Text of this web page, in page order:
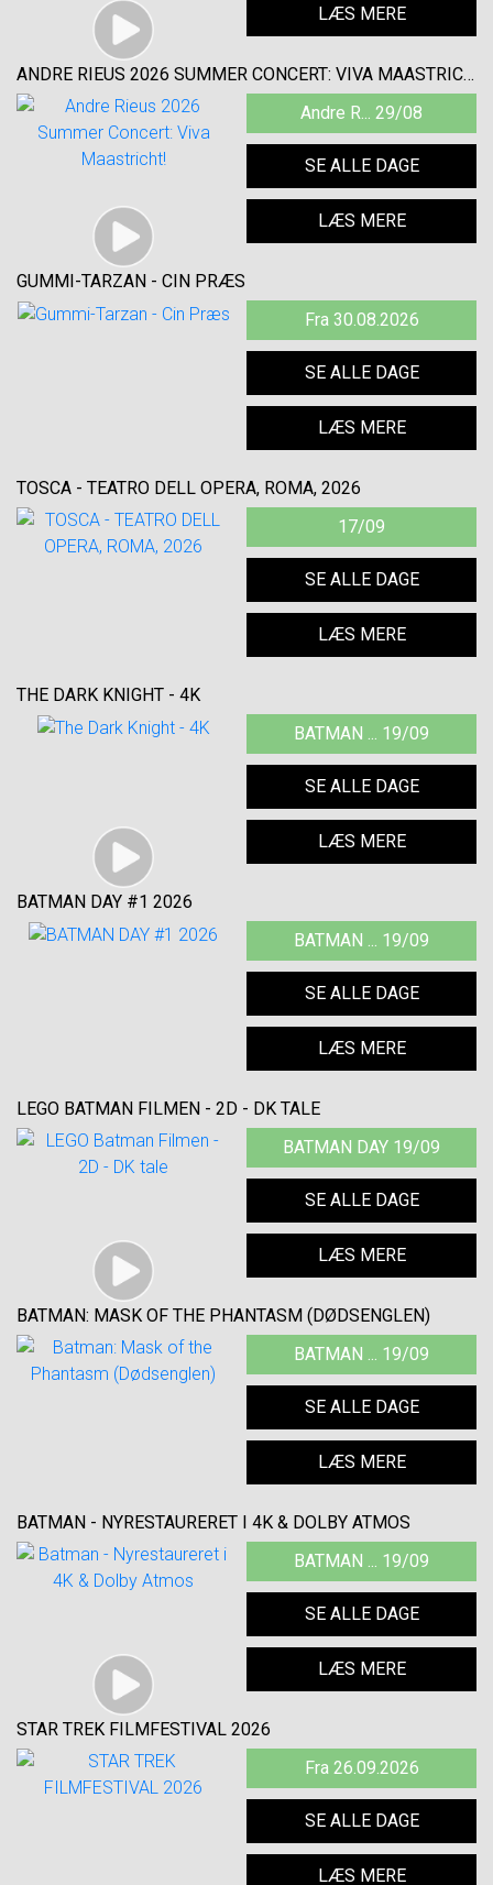
LÆS MERE
ANDRE RIEUS 2026 SUMMER CONCERT: VIVA MAASTRICHT!
Andre R... 29/08
SE ALLE DAGE
LÆS MERE
GUMMI-TARZAN - CIN PRÆS
Fra 30.08.2026
SE ALLE DAGE
LÆS MERE
TOSCA - TEATRO DELL OPERA, ROMA, 2026
17/09
SE ALLE DAGE
LÆS MERE
THE DARK KNIGHT - 4K
BATMAN ... 19/09
SE ALLE DAGE
LÆS MERE
BATMAN DAY #1 2026
BATMAN ... 19/09
SE ALLE DAGE
LÆS MERE
LEGO BATMAN FILMEN - 2D - DK TALE
BATMAN DAY 19/09
SE ALLE DAGE
LÆS MERE
BATMAN: MASK OF THE PHANTASM (DØDSENGLEN)
BATMAN ... 19/09
SE ALLE DAGE
LÆS MERE
BATMAN - NYRESTAURERET I 4K & DOLBY ATMOS
BATMAN ... 19/09
SE ALLE DAGE
LÆS MERE
STAR TREK FILMFESTIVAL 2026
Fra 26.09.2026
SE ALLE DAGE
LÆS MERE